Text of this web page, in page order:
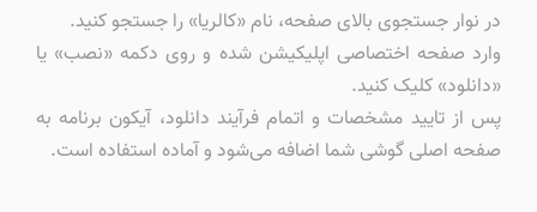
در نوار جستجوی بالای صفحه، نام «کالریا» را جستجو کنید.
وارد صفحه اختصاصی اپلیکیشن شده و روی دکمه «نصب» یا
«دانلود» کلیک کنید.
پس از تایید مشخصات و اتمام فرآیند دانلود، آیکون برنامه به
صفحه اصلی گوشی شما اضافه می‌شود و آماده استفاده است.